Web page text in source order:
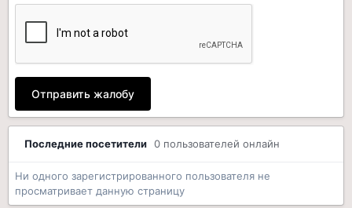
Отправить жалобу
Последние посетители 0 пользователей онлайн
Ни одного зарегистрированного пользователя не
просматривает данную страницу